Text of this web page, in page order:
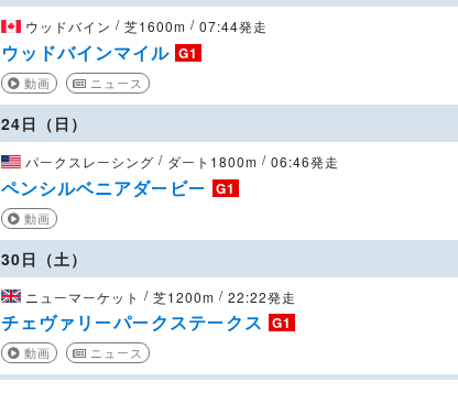
ウッドバイン / 芝1600m / 07:44発走
ウッドバインマイル G1
動画 ニュース
24日（日）
パークスレーシング / ダート1800m / 06:46発走
ペンシルベニアダービー G1
動画
30日（土）
ニューマーケット / 芝1200m / 22:22発走
チェヴァリーパークステークス G1
動画 ニュース